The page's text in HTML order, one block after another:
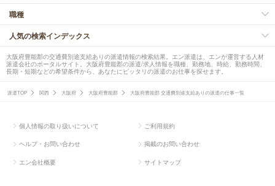
職種
人気の検索インデックス
大阪府豊能郡の交通費別途支給ありの派遣情報の検索結果。エン派遣は、エンが運営する人材
派遣会社のポータルサイト。大阪府豊能郡の派遣/求人情報を職種、勤務地、時給、勤務時間、
長期・短期などの希望条件から、あなたにピッタリの派遣のお仕事を探せます。
派遣TOP 関西 大阪府 大阪府豊能郡 大阪府豊能郡 交通費別途支給ありの派遣の仕事一覧
個人情報の取り扱いについて ご利用規約
ヘルプ・お問い合わせ 掲載のお問い合わせ
エン会社概要 サイトマップ